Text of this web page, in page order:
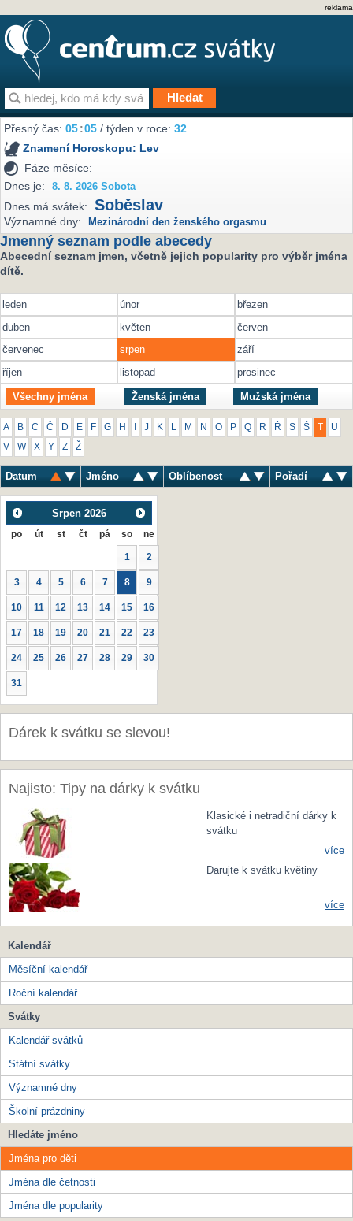
reklama
Přesný čas:05:05 / týden v roce:32
Znamení Horoskopu: Lev
Fáze měsíce:
Dnes je:
8. 8. 2026 Sobota
Dnes má svátek: Soběslav
Významné dny: Mezinárodní den ženského orgasmu
Jmenný seznam podle abecedy
Abecední seznam jmen, včetně jejich popularity pro výběr jména
dítě.
leden únor
březen
duben
květen
červen
červenec
srpen
září
říjen
listopad prosinec
Všechny jména Ženská jména Mužská jména
A B C Č D E F G H J K M N O P Q R Ř S Š U
V W X Y Z Ž
Datum Jméno Oblíbenost Pořadí
Srpen 2026
po út st čt pá so ne
1 2
3 4 5 6 7 8 9
10 11 12 13 14 15 16
17 18 19 20 21 22 23
24 25 26 27 28 29 30
31
Dárek k svátku se slevou!
Najisto: Tipy na dárky k svátku
Klasické i netradiční dárky k
svátku
více
Darujte k svátku květiny
více
Kalendář
Měsíční kalendář
Roční kalendář
Svátky
Kalendář svátků
Státní svátky
Významné dny
Školní prázdniny
Hledáte jméno
Jména pro děti
Jména dle četnosti
Jména dle popularity